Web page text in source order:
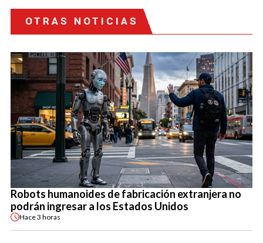
OTRAS NOTICIAS
Robots humanoides de fabricación extranjera no
podrán ingresar a los Estados Unidos
Hace3 horas